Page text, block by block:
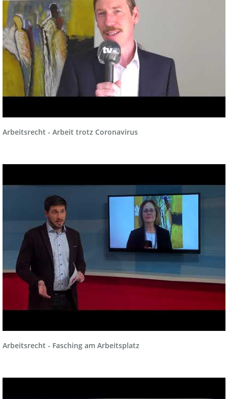
Arbeitsrecht - Arbeit trotz Coronavirus
Arbeitsrecht - Fasching am Arbeitsplatz